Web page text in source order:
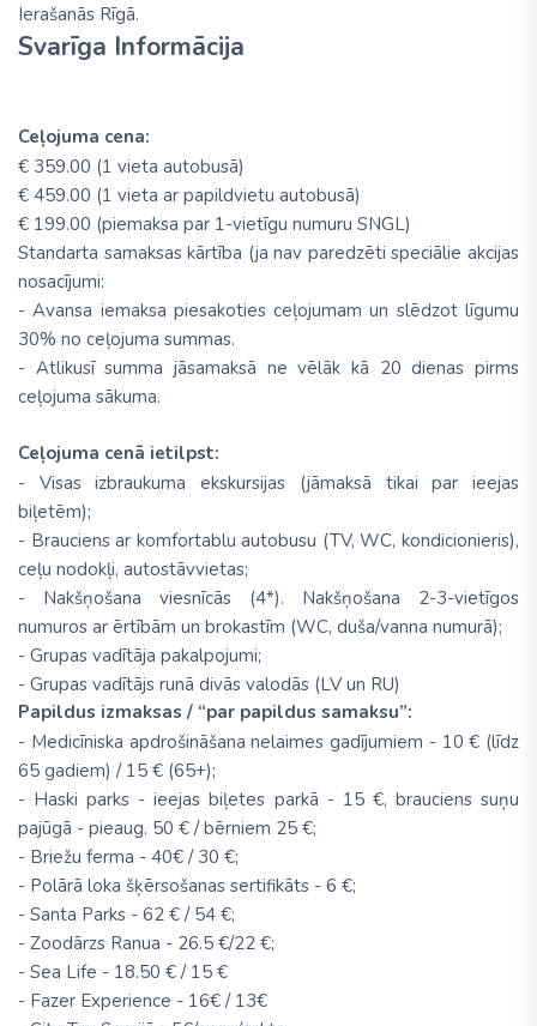
Ierašanās Rīgā.
Svarīga Informācija
Ceļojuma cena:
€ 359.00 (1 vieta autobusā)
€ 459.00 (1 vieta ar papildvietu autobusā)
€ 199.00 (piemaksa par 1-vietīgu numuru SNGL)
Standarta samaksas kārtība (ja nav paredzēti speciālie akcijas
nosacījumi:
- Avansa iemaksa piesakoties ceļojumam un slēdzot līgumu
30% no ceļojuma summas.
- Atlikusī summa jāsamaksā ne vēlāk kā 20 dienas pirms
ceļojuma sākuma.
Ceļojuma cenā ietilpst:
- Visas izbraukuma ekskursijas (jāmaksā tikai parieejas
biļetēm);
- Brauciens ar komfortablu autobusu (TV, WC, kondicionieris),
ceļu nodokļi, autostāvvietas;
- Nakšņošana viesnīcās (4*). Nakšņošana 2-3-vietīgos
numuros ar ērtībām un brokastīm (WC, duša/vanna numurā);
- Grupas vadītāja pakalpojumi;
- Grupas vadītājs runā divās valodās (LV un RU)
Papildus izmaksas / “par papildus samaksu”:
- Medicīniska apdrošināšana nelaimes gadījumiem - 10 € (līdz
65 gadiem) / 15 € (65+);
- Haski parks - ieejas biļetes parkā - 15 €, brauciens suņu
pajūgā - pieaug. 50 € / bērniem 25 €;
- Briežu ferma - 40€ / 30 €;
- Polārā loka šķērsošanas sertifikāts - 6 €;
- Santa Parks - 62 € / 54 €;
- Zoodārzs Ranua - 26.5 €/22 €;
- Sea Life - 18.50 € / 15 €
- Fazer Experience - 16€ / 13€